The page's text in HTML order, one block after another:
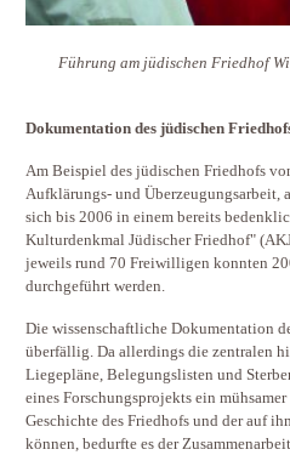
Führung am jüdischen Friedhof
Dokumentation des jüdischen
Am Beispiel des jüdischen Friedhofs
Aufklärungs- und Überzeugungsarbeit,
sich bis 2006 in einem bereits
Kulturdenkmal Jüdischer Friedhof"
jeweils rund 70 Freiwilligen konnten
durchgeführt werden.
Die wissenschaftliche Dokumentation
überfällig. Da allerdings die zentralen
Liegepläne, Belegungslisten und
eines Forschungsprojekts ein
Geschichte des Friedhofs und der auf
können, bedurfte es der